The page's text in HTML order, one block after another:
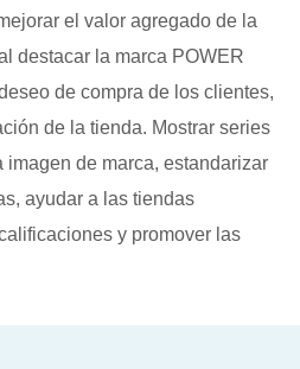
el valor agregado de la
destacar la marca POWER
de compra de los clientes,
de la tienda. Mostrar series
imagen de marca, estandarizar
ayudar a las tiendas
y promover las